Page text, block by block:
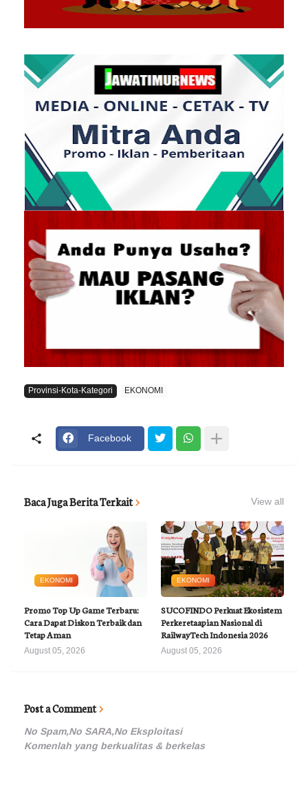
Provinsi-Kota-Kategori EKONOMI
Facebook
Baca Juga Berita Terkait View all
EKONOMI
Promo Top Up Game Terbaru:
Cara Dapat Diskon Terbaik dan
Tetap Aman
August 05, 2026
EKONOMI
SUCOFINDO Perkuat Ekosistem
Perkeretaapian Nasional di
RailwayTech Indonesia 2026
August 05, 2026
Post a Comment
No Spam,No SARA,No Eksploitasi
Komenlah yang berkualitas & berkelas